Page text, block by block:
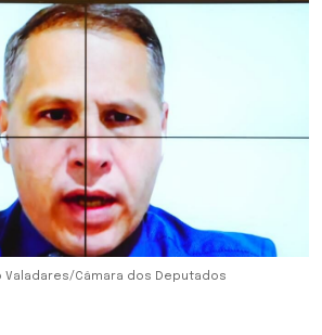
Valadares/Câmara dos Deputados